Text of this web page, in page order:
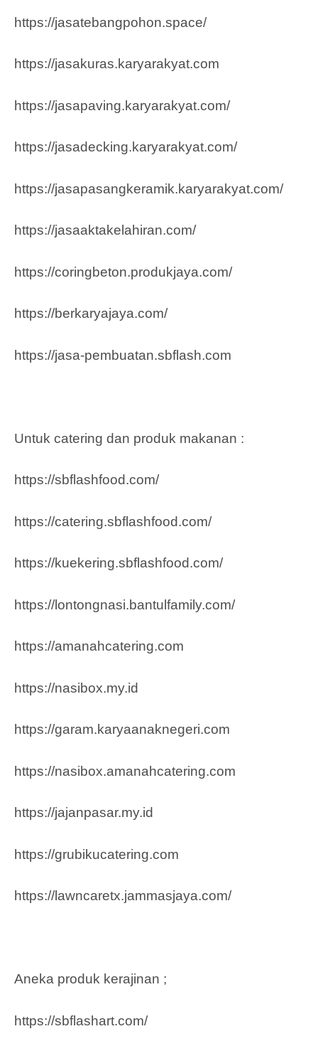
https://jasatebangpohon.space/
https://jasakuras.karyarakyat.com
https://jasapaving.karyarakyat.com/
https://jasadecking.karyarakyat.com/
https://jasapasangkeramik.karyarakyat.com/
https://jasaaktakelahiran.com/
https://coringbeton.produkjaya.com/
https://berkaryajaya.com/
https://jasa-pembuatan.sbflash.com
Untuk catering dan produk makanan :
https://sbflashfood.com/
https://catering.sbflashfood.com/
https://kuekering.sbflashfood.com/
https://lontongnasi.bantulfamily.com/
https://amanahcatering.com
https://nasibox.my.id
https://garam.karyaanaknegeri.com
https://nasibox.amanahcatering.com
https://jajanpasar.my.id
https://grubikucatering.com
https://lawncaretx.jammasjaya.com/
Aneka produk kerajinan ;
https://sbflashart.com/